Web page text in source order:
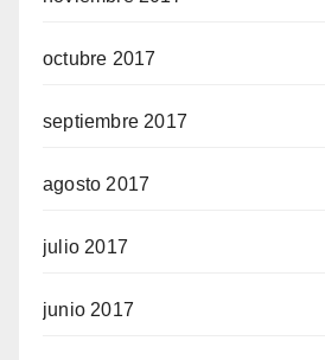
octubre 2017
septiembre 2017
agosto 2017
julio 2017
junio 2017